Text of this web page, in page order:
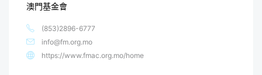
澳門基金會
(853)2896-6777
info@fm.org.mo
https://www.fmac.org.mo/home